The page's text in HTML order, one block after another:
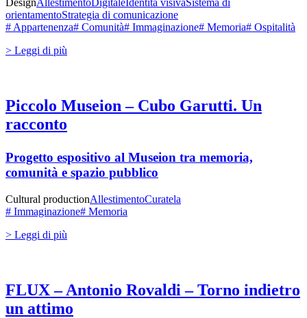
DesignAllestimento Digitale Identità visivaSistema di
orientamentoStrategia di comunicazione
# Appartenenza# Comunità# Immaginazione# Memoria# Ospitalità
> Leggi di più
Piccolo Museion – Cubo Garutti. Un
racconto
Progetto espositivo al Museion tra memoria,
comunità e spazio pubblico
Cultural productionAllestimentoCuratela
# Immaginazione# Memoria
> Leggi di più
FLUX – Antonio Rovaldi – Torno indietro
un attimo